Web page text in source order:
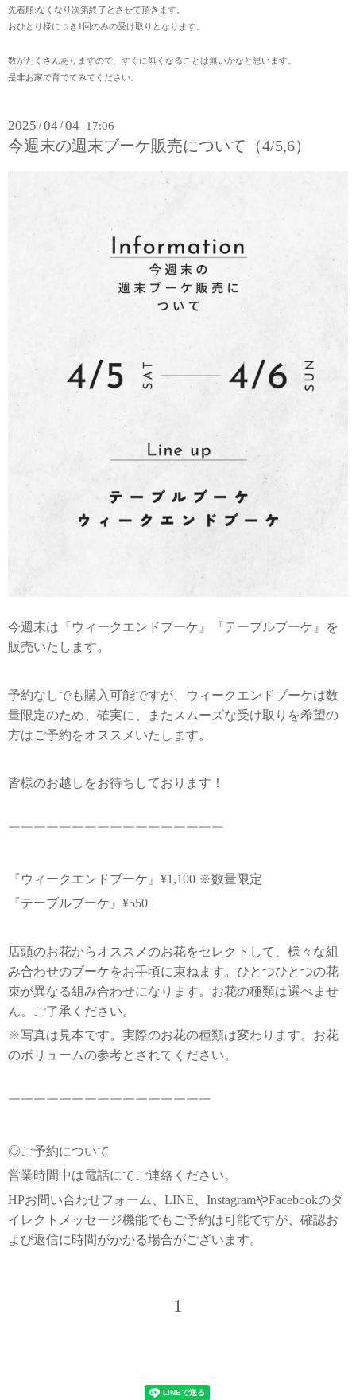
先着順:なくなり次第終了とさせて頂きます。
おひとり様につき1回のみの受け取りとなります。
数がたくさんありますので、すぐに無くなることは無いかなと思います。
是非お家で育ててみてください。
2025 /04 /04 17:06
今週末の週末ブーケ販売について（4/5,6）
今週末は『ウィークエンドブーケ』『テーブルブーケ』を
販売いたします。
予約なしでも購入可能ですが、ウィークエンドブーケは数
量限定のため、確実に、またスムーズな受け取りを希望の
方はご予約をオススメいたします。
皆様のお越しをお待ちしております！
￣￣￣￣￣￣￣￣￣￣￣￣￣￣￣￣￣
『ウィークエンドブーケ』¥1,100 ※数量限定
『テーブルブーケ』¥550
店頭のお花からオススメのお花をセレクトして、様々な組
み合わせのブーケをお手頃に束ねます。ひとつひとつの花
束が異なる組み合わせになります。お花の種類は選べませ
ん。ご了承ください。
※写真は見本です。実際のお花の種類は変わります。お花
のボリュームの参考とされてください。
￣￣￣￣￣￣￣￣￣￣￣￣￣￣￣￣
◎ご予約について
営業時間中は電話にてご連絡ください。
HPお問い合わせフォーム、LINE、InstagramやFacebookのダ
イレクトメッセージ機能でもご予約は可能ですが、確認お
よび返信に時間がかかる場合がございます。
1